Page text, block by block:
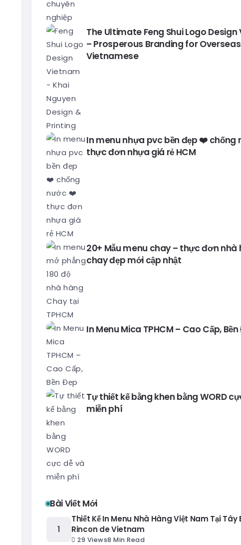
The Ultimate Feng Shui Logo
– Prosperous Branding for Overseas
Vietnamese
In menu nhựa pvc bền đẹp ❤️
thực đơn nhựa giá rẻ HCM
20+ Mẫu menu chay – thực đơn nhà
chay đẹp mới cập nhật
In Menu Mica TPHCM – Cao Cấp,
Tự thiết kế bằng khen bằng WORD
miễn phí
Bài Viết Mới
Thiết Kế In Menu Nhà Hàng Việt Nam Tại Tây
Rincon de Vietnam
29 Views8 Min Read